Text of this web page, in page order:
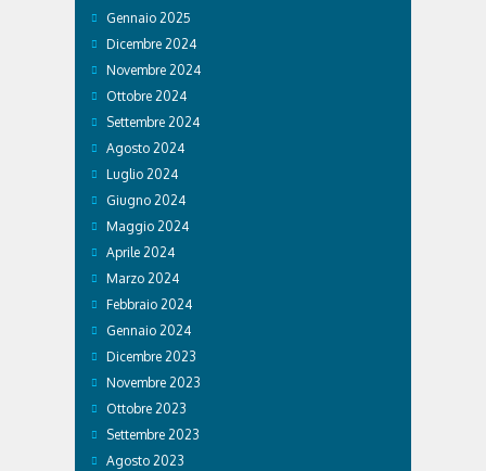
Gennaio 2025
Dicembre 2024
Novembre 2024
Ottobre 2024
Settembre 2024
Agosto 2024
Luglio 2024
Giugno 2024
Maggio 2024
Aprile 2024
Marzo 2024
Febbraio 2024
Gennaio 2024
Dicembre 2023
Novembre 2023
Ottobre 2023
Settembre 2023
Agosto 2023